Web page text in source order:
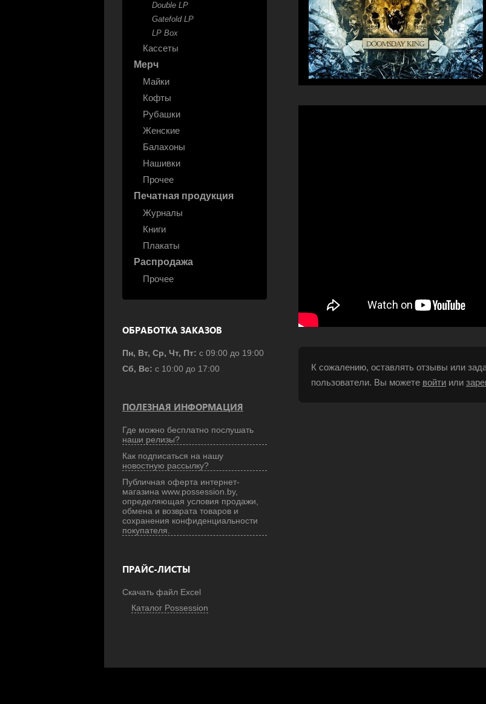
Double LP
Gatefold LP
LP Box
Кассеты
Мерч
Майки
Кофты
Рубашки
Женские
Балахоны
Нашивки
Прочее
Печатная продукция
Журналы
Книги
Плакаты
Распродажа
Прочее
ОБРАБОТКА ЗАКАЗОВ
Пн, Вт, Ср, Чт, Пт: с 09:00 до 19:00
Сб, Вс: с 10:00 до 17:00
ПОЛЕЗНАЯ ИНФОРМАЦИЯ
Где можно бесплатно послушать
наши релизы?
Как подписаться на нашу
новостную рассылку?
Публичная оферта интернет-
магазина www.possession.by,
определяющая условия продажи,
обмена и возврата товаров и
сохранения конфиденциальности
покупателя.
ПРАЙС-ЛИСТЫ
Скачать файл Excel
Каталог Possession
К сожалению, оставлять отзывы или
пользователи. Вы можете войти или